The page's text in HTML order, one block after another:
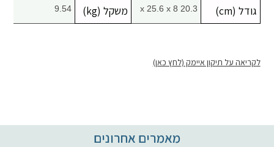
גודל (cm) 20.3 x 25.6 x 8 משקל (kg) 9.54
לקריאה על תיקון איימק (לחץ כאן)
מאמרים אחרונים